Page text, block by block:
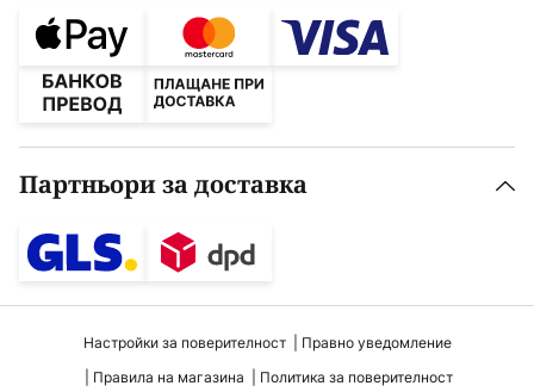
Партньори за доставка
Настройки за поверителност
Правно уведомление
Правила на магазина
Политика за поверителност